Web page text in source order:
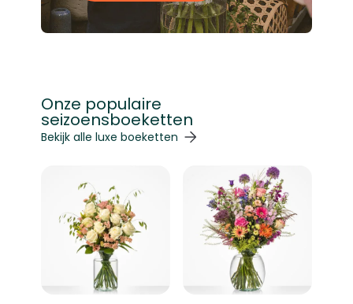
Onze populaire
seizoensboeketten
Navigeren door de elementen van de carrousel is
Druk om carrousel over te slaan
Bekijk alle luxe boeketten